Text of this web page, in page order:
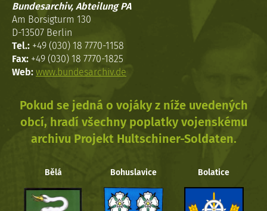
Bundesarchiv, Abteilung PA
Am Borsigturm 130
D-13507 Berlin
Tel.: +49 (030) 18 7770-1158
Fax: +49 (030) 18 7770-1825
Web: www.bundesarchiv.de
Pokud se jedná o vojáky z níže uvedených
obcí, hradí všechny poplatky vojenskému
archivu Projekt Hultschiner-Soldaten.
Bělá Bohuslavice Bolatice